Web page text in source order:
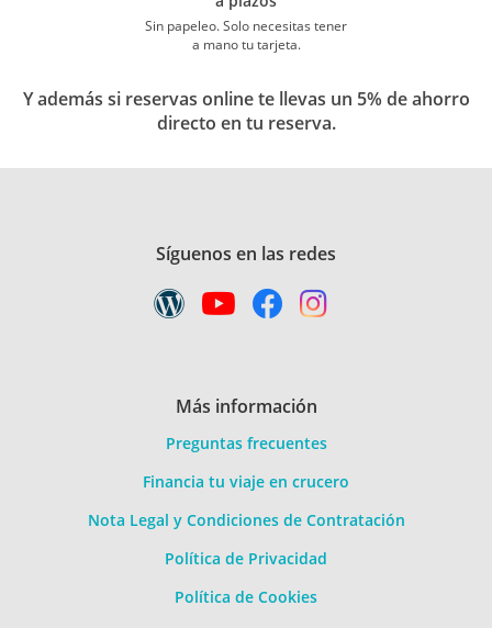
Sin papeleo. Solo necesitas tener
a mano tu tarjeta.
Y además si reservas online te llevas un 5% de ahorro
directo en tu reserva.
Síguenos en las redes
Más información
Preguntas frecuentes
Financia tu viaje en crucero
Nota Legal y Condiciones de Contratación
Política de Privacidad
Política de Cookies